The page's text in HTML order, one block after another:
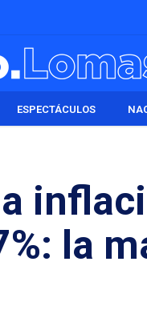
ESPECTÁCULOS
la